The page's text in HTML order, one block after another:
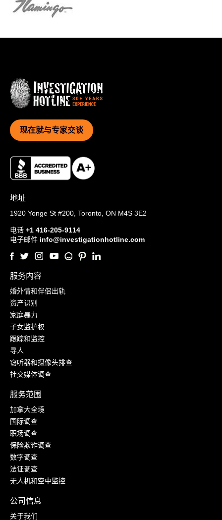
现在就与专家交谈
地址
1920 Yonge St #200, Toronto, ON M4S 3E2
电话 +1 416-205-9114
电子邮件 info@investigationhotline.com
服务内容
婚外情和伴侣出轨
资产识别
家庭暴力
子女监护权
跟踪和监控
寻人
窃听器和摄像头排查
社交媒体调查
服务范围
加拿大全境
国际调查
职场调查
保险欺诈调查
数字调查
法证调查
无人机和空中监控
公司信息
关于我们